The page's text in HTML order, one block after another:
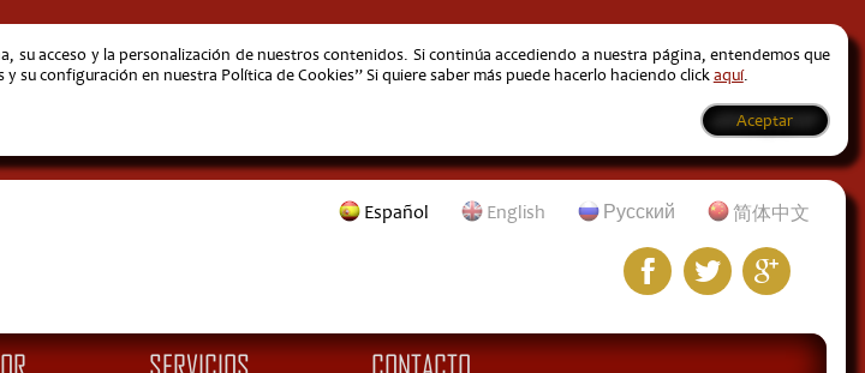
acceso y la personalización de nuestros contenidos. Si continúa accediendo a nuestra página, entendemos que
configuración en nuestra Política de Cookies” Si quiere saber más puede hacerlo haciendo clickaquí.
Aceptar
Español English Русский 简体中文